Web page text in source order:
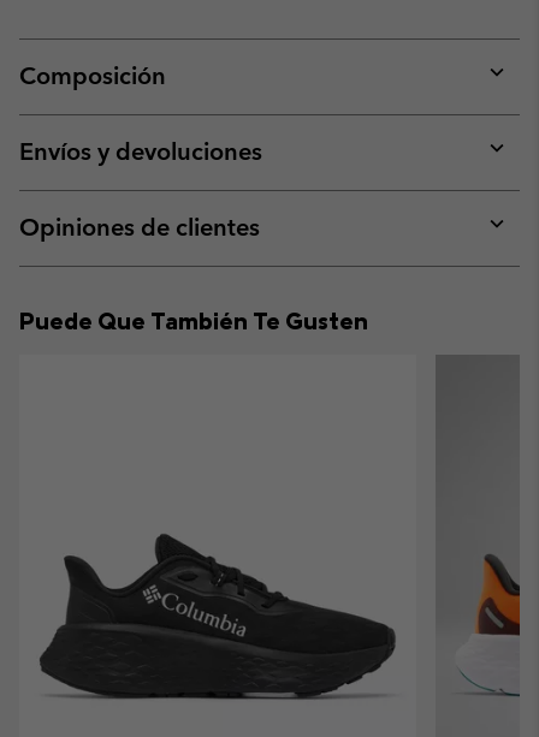
Composición
or
Envíos y devoluciones
or
Opiniones de clientes
or
Puede Que También Te Gusten